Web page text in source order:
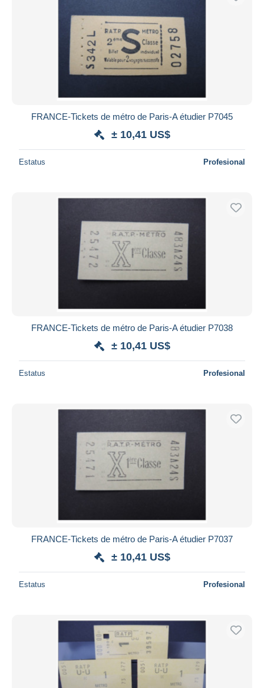
FRANCE-Tickets de métro de Paris-A étudier P7045
± 10,41 US$
Estatus Profesional
FRANCE-Tickets de métro de Paris-A étudier P7038
± 10,41 US$
Estatus Profesional
FRANCE-Tickets de métro de Paris-A étudier P7037
± 10,41 US$
Estatus Profesional